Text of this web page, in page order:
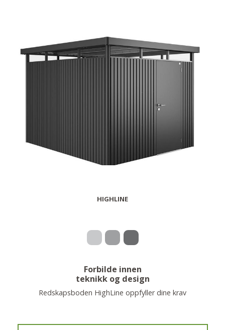
HIGHLINE
Forbilde innen
teknikk og design
Redskapsboden HighLine oppfyller dine krav